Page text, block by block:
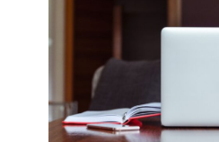
СОЗДАВАТЬ
БЕЗ
СЛОЖНОГО